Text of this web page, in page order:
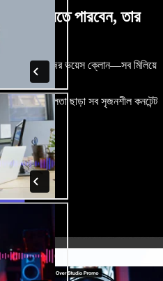
কী করতে পারবেন, তার
যোগ, নিজের ভয়েস ক্লোন—সব মিলিয়ে
বানান।
দুর্বলতা ছাড়া সব সৃজনশীল কনটেন্ট